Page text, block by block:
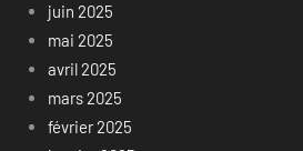
juin 2025
mai 2025
avril 2025
mars 2025
février 2025